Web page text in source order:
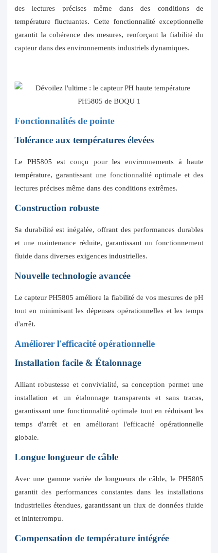
des lectures précises même dans des conditions de
température fluctuantes. Cette fonctionnalité exceptionnelle
garantit la cohérence des mesures, renforçant la fiabilité du
capteur dans des environnements industriels dynamiques.
Fonctionnalités de pointe
Tolérance aux températures élevées
Le PH5805 est conçu pour les environnements à haute
température, garantissant une fonctionnalité optimale et des
lectures précises même dans des conditions extrêmes.
Construction robuste
Sa durabilité est inégalée, offrant des performances durables
et une maintenance réduite, garantissant un fonctionnement
fluide dans diverses exigences industrielles.
Nouvelle technologie avancée
Le capteur PH5805 améliore la fiabilité de vos mesures de pH
tout en minimisant les dépenses opérationnelles et les temps
d'arrêt.
Améliorer l'efficacité opérationnelle
Installation facile & Étalonnage
Alliant robustesse et convivialité, sa conception permet une
installation et un étalonnage transparents et sans tracas,
garantissant une fonctionnalité optimale tout en réduisant les
temps d'arrêt et en améliorant l'efficacité opérationnelle
globale.
Longue longueur de câble
Avec une gamme variée de longueurs de câble, le PH5805
garantit des performances constantes dans les installations
industrielles étendues, garantissant un flux de données fluide
et ininterrompu.
Compensation de température intégrée